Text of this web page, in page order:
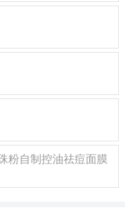
粉自制控油祛痘面膜